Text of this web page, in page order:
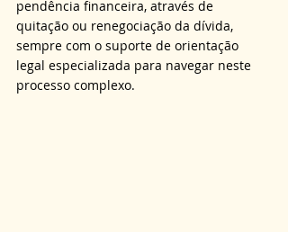
pendência financeira, através de
quitação ou renegociação da dívida,
sempre com o suporte de orientação
legal especializada para navegar neste
processo complexo.